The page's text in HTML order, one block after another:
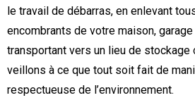
le travail de débarras, en enlevant
encombrants de votre maison,
transportant vers un lieu de stockage
veillons à ce que tout soit fait de
respectueuse de l’environnement.